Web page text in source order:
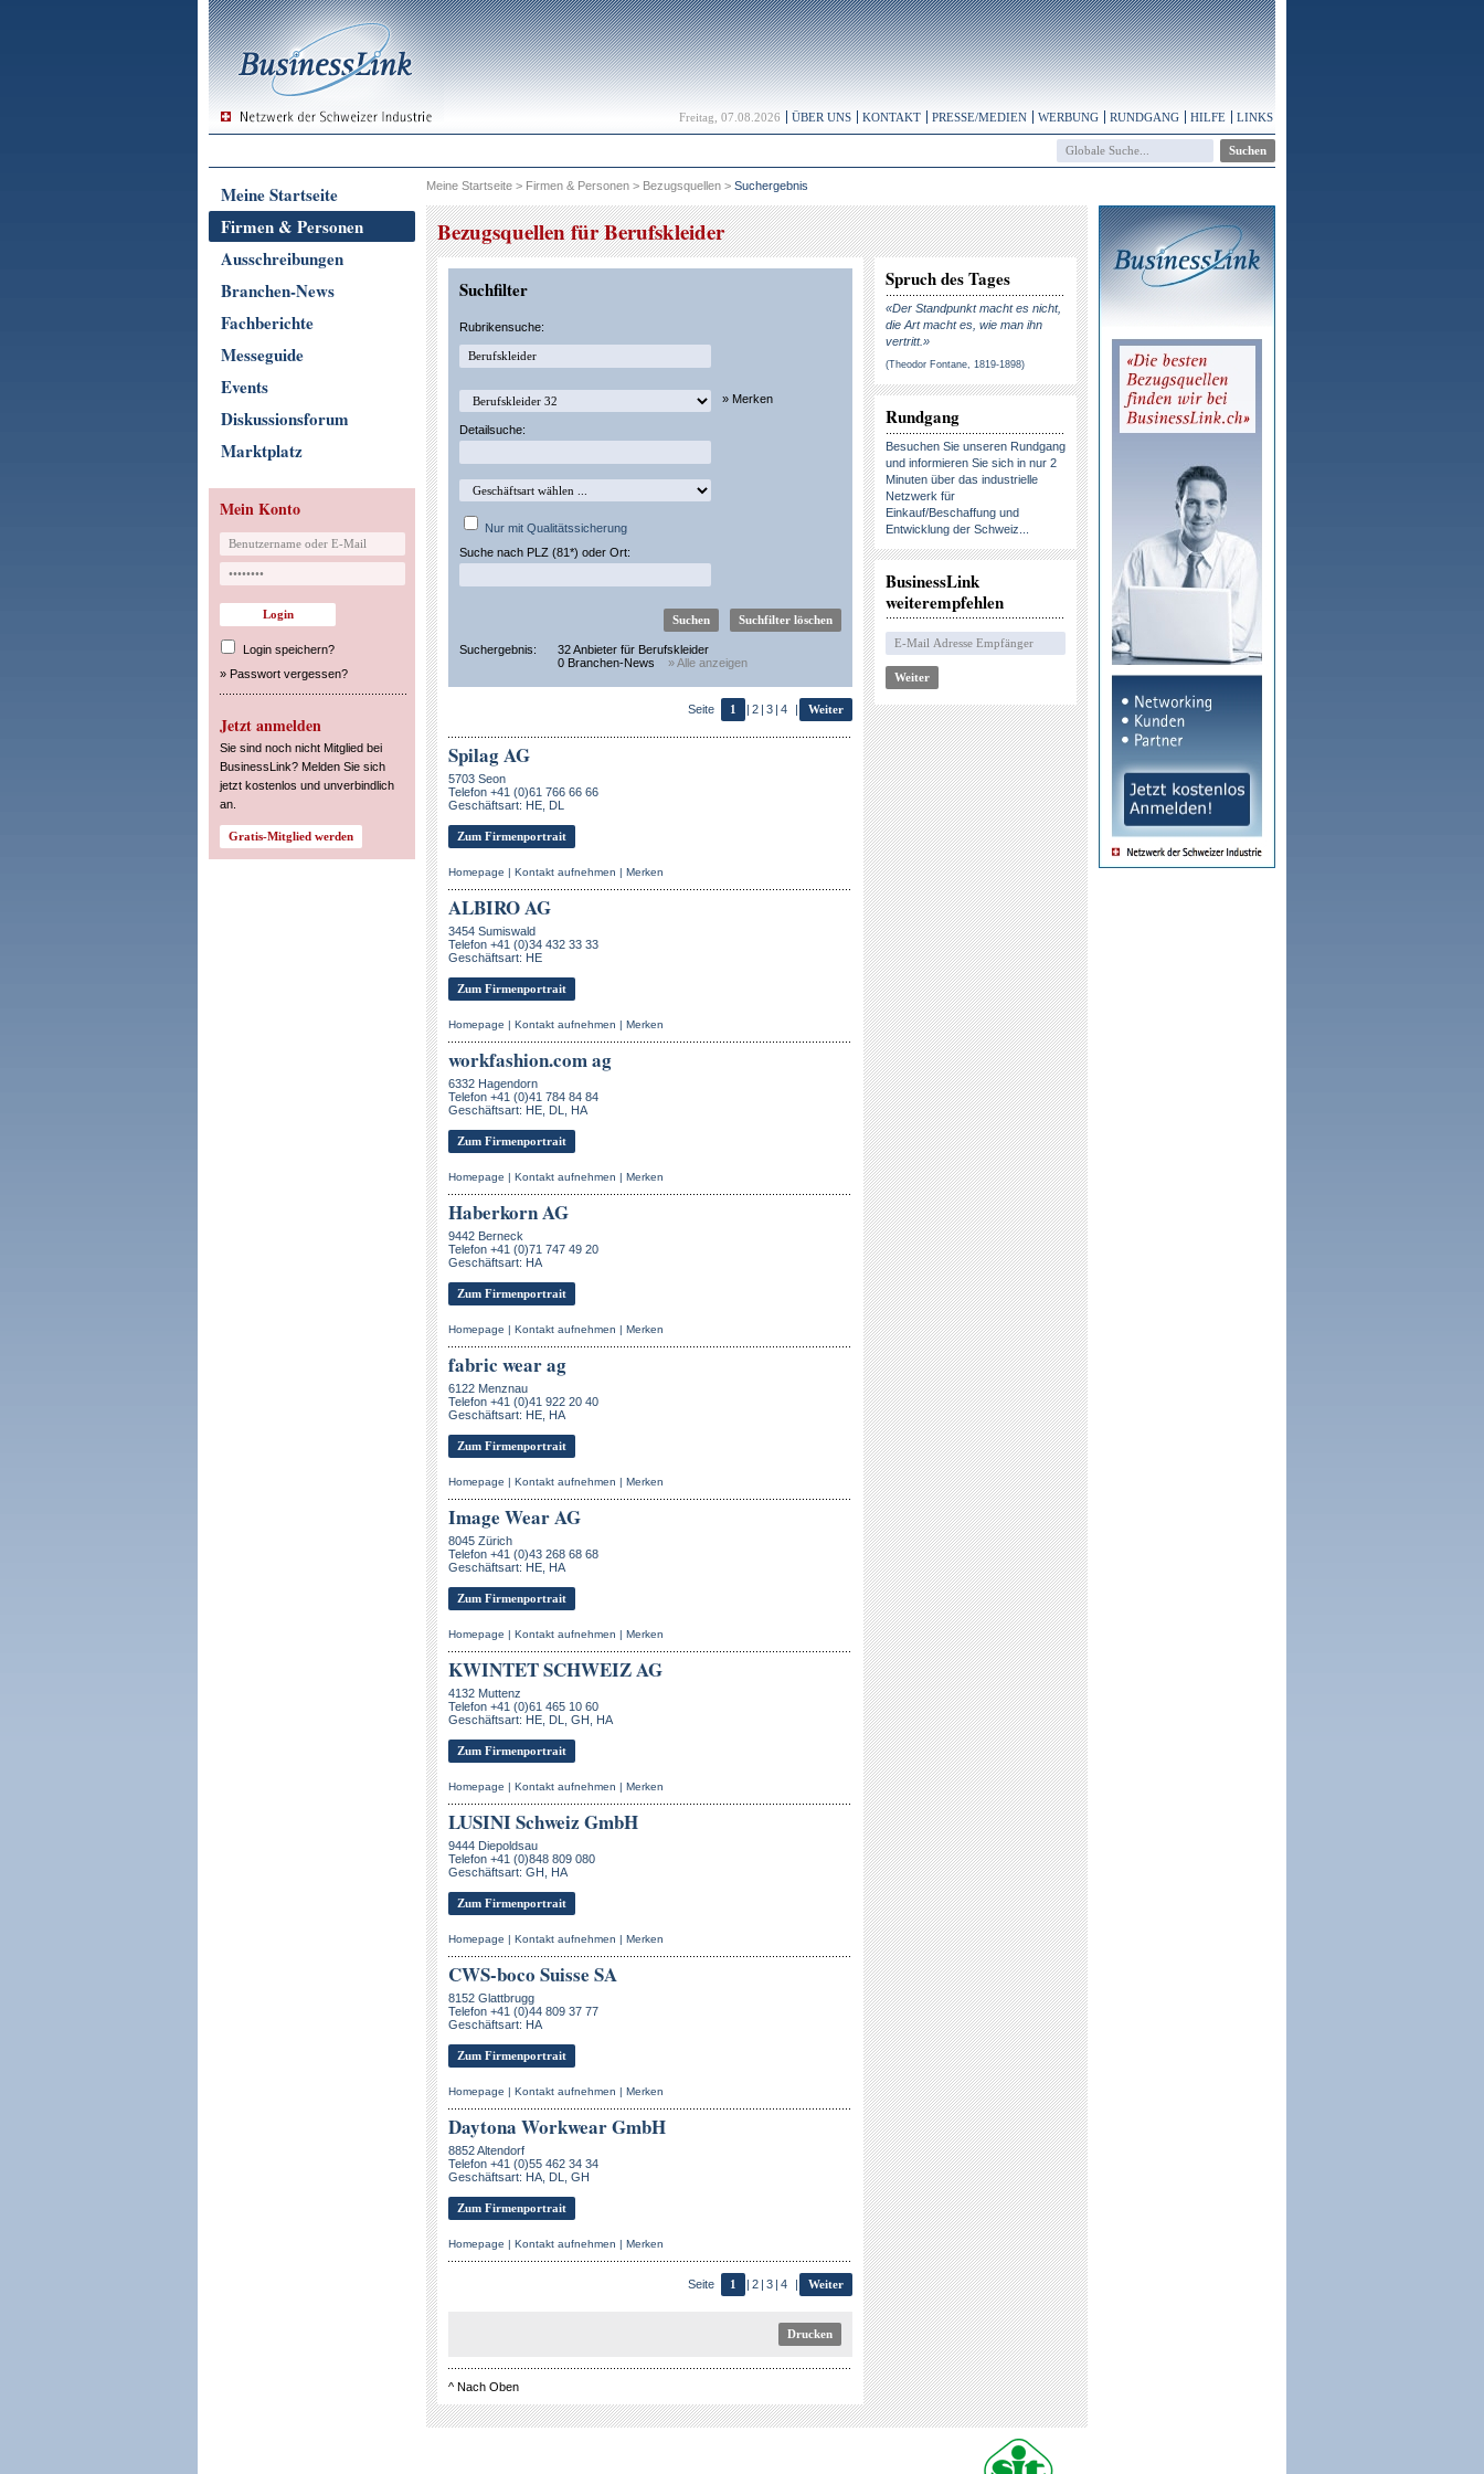
Freitag, 07.08.2026 ÜBER UNS KONTAKT PRESSE/MEDIEN WERBUNG RUNDGANG HILFE LINKS
Meine Startseite
Firmen & Personen
Ausschreibungen
Branchen-News
Fachberichte
Messeguide
Events
Diskussionsforum
Marktplatz
Mein Konto
Login speichern?
» Passwort vergessen?
Jetzt anmelden
Sie sind noch nicht Mitglied bei
BusinessLink? Melden Sie sich
jetzt kostenlos und unverbindlich
an.
Meine Startseite > Firmen & Personen > Bezugsquellen > Suchergebnis
Bezugsquellen für Berufskleider
Suchfilter
Rubrikensuche:
» Merken
Detailsuche:
Nur mit Qualitätssicherung
Suche nach PLZ (81*) oder Ort:
Suchergebnis:
32 Anbieter für Berufskleider
0 Branchen-News
» Alle anzeigen
Seite 1 | 2 | 3 | 4 | Weiter
Spilag AG
5703 Seon
Telefon +41 (0)61 766 66 66
Geschäftsart: HE, DL
Zum Firmenportrait
Homepage | Kontakt aufnehmen | Merken
ALBIRO AG
3454 Sumiswald
Telefon +41 (0)34 432 33 33
Geschäftsart: HE
Zum Firmenportrait
Homepage | Kontakt aufnehmen | Merken
workfashion.com ag
6332 Hagendorn
Telefon +41 (0)41 784 84 84
Geschäftsart: HE, DL, HA
Zum Firmenportrait
Homepage | Kontakt aufnehmen | Merken
Haberkorn AG
9442 Berneck
Telefon +41 (0)71 747 49 20
Geschäftsart: HA
Zum Firmenportrait
Homepage | Kontakt aufnehmen | Merken
fabric wear ag
6122 Menznau
Telefon +41 (0)41 922 20 40
Geschäftsart: HE, HA
Zum Firmenportrait
Homepage | Kontakt aufnehmen | Merken
Image Wear AG
8045 Zürich
Telefon +41 (0)43 268 68 68
Geschäftsart: HE, HA
Zum Firmenportrait
Homepage | Kontakt aufnehmen | Merken
KWINTET SCHWEIZ AG
4132 Muttenz
Telefon +41 (0)61 465 10 60
Geschäftsart: HE, DL, GH, HA
Zum Firmenportrait
Homepage | Kontakt aufnehmen | Merken
LUSINI Schweiz GmbH
9444 Diepoldsau
Telefon +41 (0)848 809 080
Geschäftsart: GH, HA
Zum Firmenportrait
Homepage | Kontakt aufnehmen | Merken
CWS-boco Suisse SA
8152 Glattbrugg
Telefon +41 (0)44 809 37 77
Geschäftsart: HA
Zum Firmenportrait
Homepage | Kontakt aufnehmen | Merken
Daytona Workwear GmbH
8852 Altendorf
Telefon +41 (0)55 462 34 34
Geschäftsart: HA, DL, GH
Zum Firmenportrait
Homepage | Kontakt aufnehmen | Merken
Seite 1 | 2 | 3 | 4 | Weiter
Drucken
^ Nach Oben
Spruch des Tages
«Der Standpunkt macht es nicht,
die Art macht es, wie man ihn
vertritt.»
(Theodor Fontane, 1819-1898)
Rundgang
Besuchen Sie unseren Rundgang
und informieren Sie sich in nur 2
Minuten über das industrielle
Netzwerk für
Einkauf/Beschaffung und
Entwicklung der Schweiz...
BusinessLink
weiterempfehlen